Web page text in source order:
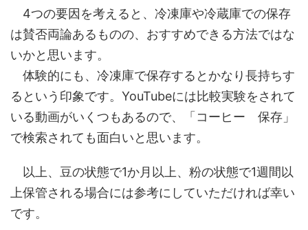
4つの要因を考えると、冷凍庫や冷蔵庫での保存
は賛否両論あるものの、おすすめできる方法ではな
いかと思います。
体験的にも、冷凍庫で保存するとかなり長持ちす
るという印象です。YouTubeには比較実験をされて
いる動画がいくつもあるので、「コーヒー 保存」
で検索されても面白いと思います。
以上、豆の状態で1か月以上、粉の状態で1週間以
上保管される場合には参考にしていただければ幸い
です。